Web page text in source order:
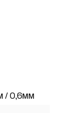
/ 0,6мм